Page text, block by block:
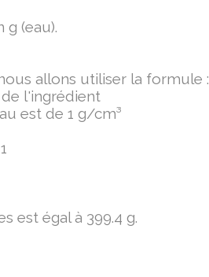
g (eau).
allons utiliser la formule :
l'ingrédient
est de 1 g/cm³
est égal à 399.4 g.